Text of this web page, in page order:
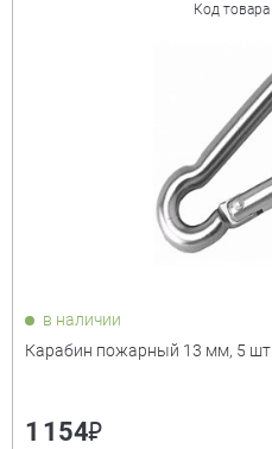
Код товара
в наличии
Карабин пожарный 13 мм, 5 шт
1 154₽